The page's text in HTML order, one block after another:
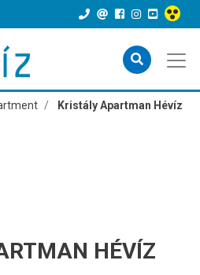
Kristály Apartman Hévíz
HÉVÍZ